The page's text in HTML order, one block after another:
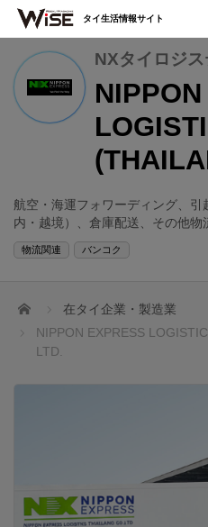
NXタイロジス
航空・海運フォワーディング、引
内・越境）、倉庫配送、その他物
物流関連 バンコク
ホーム
在タイ企業・製造業
NIPPON EXPRESS
LTD.
タイ生活情報サイト